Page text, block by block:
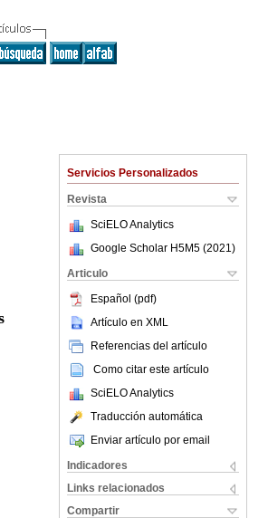
Servicios Personalizados
Revista
SciELO Analytics
Google Scholar H5M5 (2021 )
Articulo
Español (pdf)
Artículo en XML
Referencias del artículo
Como citar este artículo
SciELO Analytics
Traducción automática
Enviar artículo por email
Indicadores
Links relacionados
Compartir